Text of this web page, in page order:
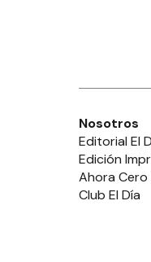
Nosotros
Editorial El
Edición
Ahora Cero
Club El Día